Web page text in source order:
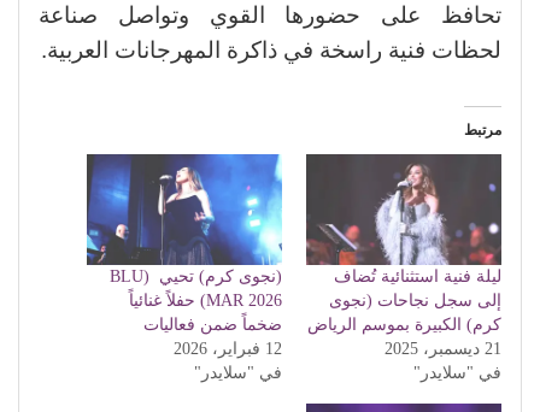
تحافظ على حضورها القوي وتواصل صناعة
لحظات فنية راسخة في ذاكرة المهرجانات العربية.
مرتبط
ليلة فنية استثنائية تُضاف
إلى سجل نجاحات (نجوى
كرم) الكبيرة بموسم الرياض
21 ديسمبر، 2025
في "سلايدر"
(نجوى كرم) تحيي (BLU
MAR 2026) حفلاً غنائياً
ضخماً ضمن فعاليات
12 فبراير، 2026
في "سلايدر"